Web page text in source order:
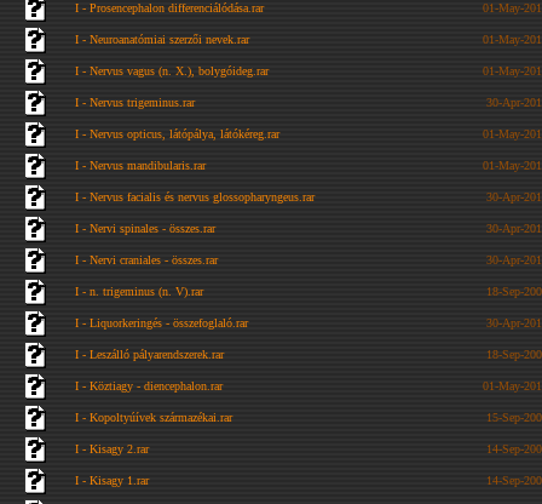
I - Prosencephalon differenciálódása.rar 01-May-
I - Neuroanatómiai szerzői nevek.rar 01-May-
I - Nervus vagus (n. X.), bolygóideg.rar 01-May-
I - Nervus trigeminus.rar 30-Apr-
I - Nervus opticus, látópálya, látókéreg.rar 01-May-
I - Nervus mandibularis.rar 01-May-
I - Nervus facialis és nervus glossopharyngeus.rar 30-Apr-
I - Nervi spinales - összes.rar 30-Apr-
I - Nervi craniales - összes.rar 30-Apr-
I - n. trigeminus (n. V).rar 18-Sep-
I - Liquorkeringés - összefoglaló.rar 30-Apr-
I - Leszálló pályarendszerek.rar 18-Sep-
I - Köztiagy - diencephalon.rar 01-May-
I - Kopoltyúívek származékai.rar 15-Sep-
I - Kisagy 2.rar 14-Sep-
I - Kisagy 1.rar 14-Sep-